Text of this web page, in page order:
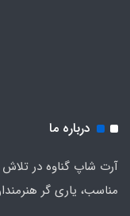
درباره ما
آرت شاپ گناوه در
مناسب، یاری گر